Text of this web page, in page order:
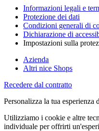
Informazioni legali e
Protezione dei dati
Condizioni generali di
Dichiarazione di
Impostazioni sulla
Azienda
Altri nice Shops
Recedere dal contratto
Personalizza la tua esperienza
Utilizziamo i cookie e altre
individuale per offrirti